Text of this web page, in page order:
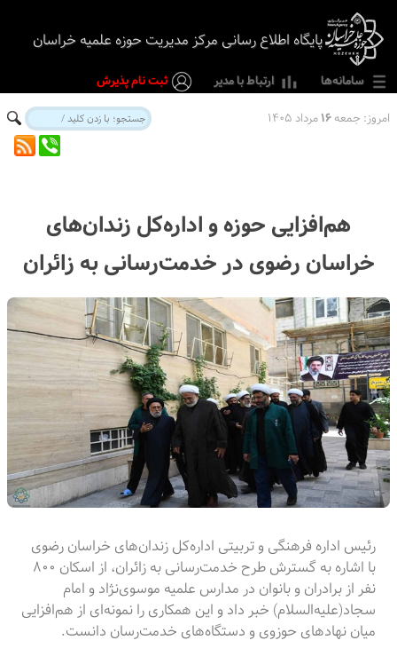
پایگاه اطلاع رسانی مرکز مدیریت حوزه علمیه خراسان
امروز: جمعه۱۶مرداد ۱۴۰۵
سامانه‌ها ارتباط با مدیر ثبت نام پذیرش
هم‌افزایی حوزه و اداره‌کل زندان‌های
خراسان رضوی در خدمت‌رسانی به زائران
رئیس اداره فرهنگی و تربیتی اداره‌کل زندان‌های خراسان رضوی
با اشاره به گسترش طرح خدمت‌رسانی به زائران، از اسکان ۸۰۰
نفر از برادران و بانوان در مدارس علمیه موسوی‌نژاد و امام
سجاد(علیه‌السلام) خبر داد و این همکاری را نمونه‌ای از هم‌افزایی
میان نهادهای حوزوی و دستگاه‌های خدمت‌رسان دانست.